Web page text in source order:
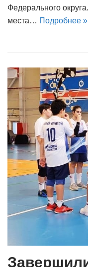
Федерального
места… Подробнее »